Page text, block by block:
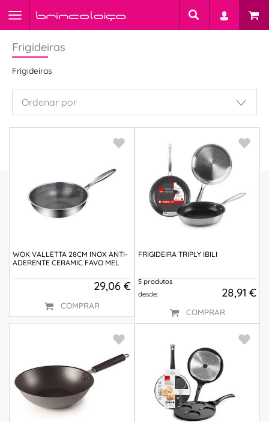
Frigideiras
Frigideiras
WOK VALLETTA 28CM INOX ANTI-
ADERENTE CERAMIC FAVO MEL
29,06 €
COMPRAR
FRIGIDEIRA TRIPLY IBILI
5 produtos
desde:
28,91 €
COMPRAR